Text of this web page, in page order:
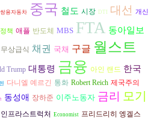
쌍용자동차 중국 철도 시장 DTI 대선 개신
책 애플 반도체 MBS FTA 동아일보
무상급식 채권 국채 구글 월스트
Trump 대통령 금융 아인 랜드 한국
다니엘 예르긴 통화 Robert Reich 제국주의
동성애 장하준 이주노동자 금리
모기
인프라스트럭처 Economist 프리드리히 엥겔스